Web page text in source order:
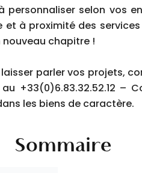
selon vos
et à proximité des
nouveau chapitre !
parler vos projets,
+33(0)6.83.32.52.12 –
les biens de caractère.
Sommaire